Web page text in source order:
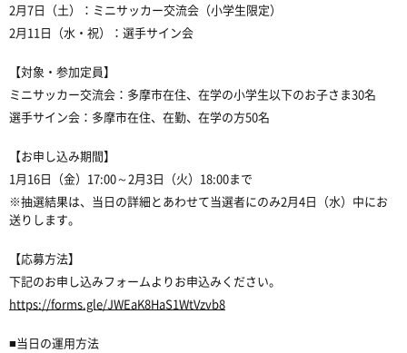
2月7日（土）：ミニサッカー交流会（小学生限定）
2月11日（水・祝）：選手サイン会
【対象・参加定員】
ミニサッカー交流会：多摩市在住、在学の小学生以下のお子さま30名
選手サイン会：多摩市在住、在勤、在学の方50名
【お申し込み期間】
1月16日（金）17:00～2月3日（火）18:00まで
※抽選結果は、当日の詳細とあわせて当選者にのみ2月4日（水）中にお
送りします。
【応募方法】
下記のお申し込みフォームよりお申込みください。
https://forms.gle/JWEaK8HaS1WtVzvb8
■当日の運用方法